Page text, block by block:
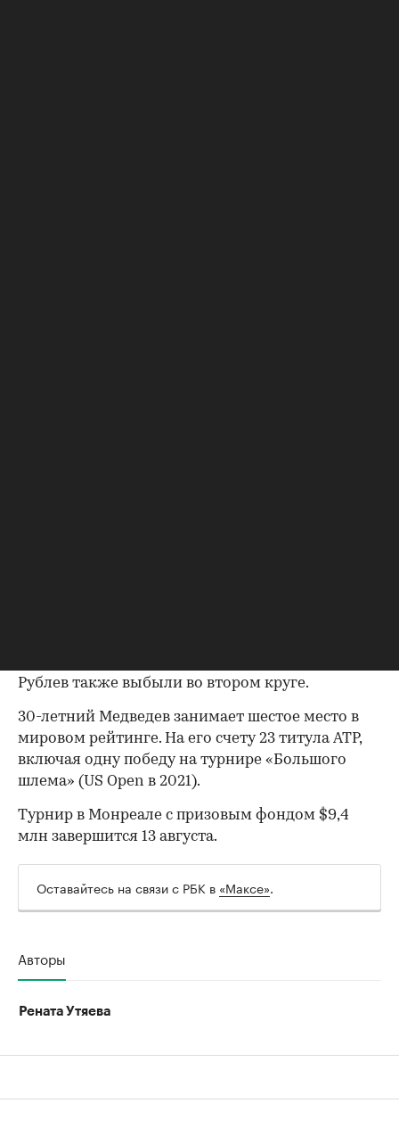
00:00 00:00
Рублев также выбыли во втором круге.
30-летний Медведев занимает шестое место в
мировом рейтинге. На его счету 23 титула ATP,
включая одну победу на турнире «Большого
шлема» (US Open в 2021).
Турнир в Монреале с призовым фондом $9,4
млн завершится 13 августа.
Оставайтесь на связи с РБК в «Максе».
Авторы
Рената Утяева